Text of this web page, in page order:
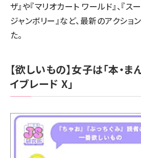
ザ』や『マリオカート ワールド』、『
ジャンボリー』など、最新のアクシ
た。
【欲しいもの】女子は「本・ま
イブレード X」